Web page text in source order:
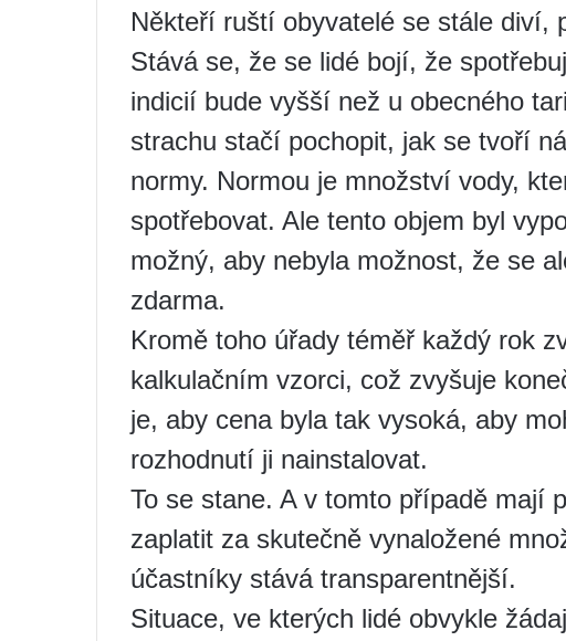
Někteří ruští obyvatelé se stále diví,
Stává se, že se lidé bojí, že
indicií bude vyšší než u obecného
strachu stačí pochopit, jak se tvoří
normy. Normou je množství vody,
spotřebovat. Ale tento objem byl
možný, aby nebyla možnost, že se
zdarma.
Kromě toho úřady téměř každý rok
kalkulačním vzorci, což zvyšuje
je, aby cena byla tak vysoká, aby
rozhodnutí ji nainstalovat.
To se stane. A v tomto případě mají
zaplatit za skutečně vynaložené
účastníky stává transparentnější.
Situace, ve kterých lidé obvykle